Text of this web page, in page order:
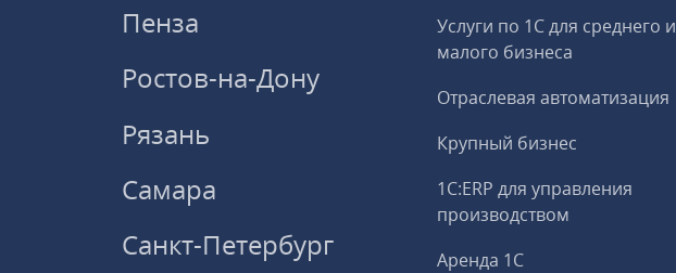
Пенза
Ростов-на-Дону
Рязань
Самара
Санкт-Петербург
Услуги по 1С для среднего и
малого бизнеса
Отраслевая автоматизация
Крупный бизнес
1С:ERP для управления
производством
Аренда 1С